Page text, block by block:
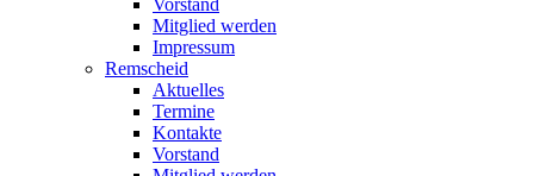
Vorstand
Mitglied werden
Impressum
Remscheid
Aktuelles
Termine
Kontakte
Vorstand